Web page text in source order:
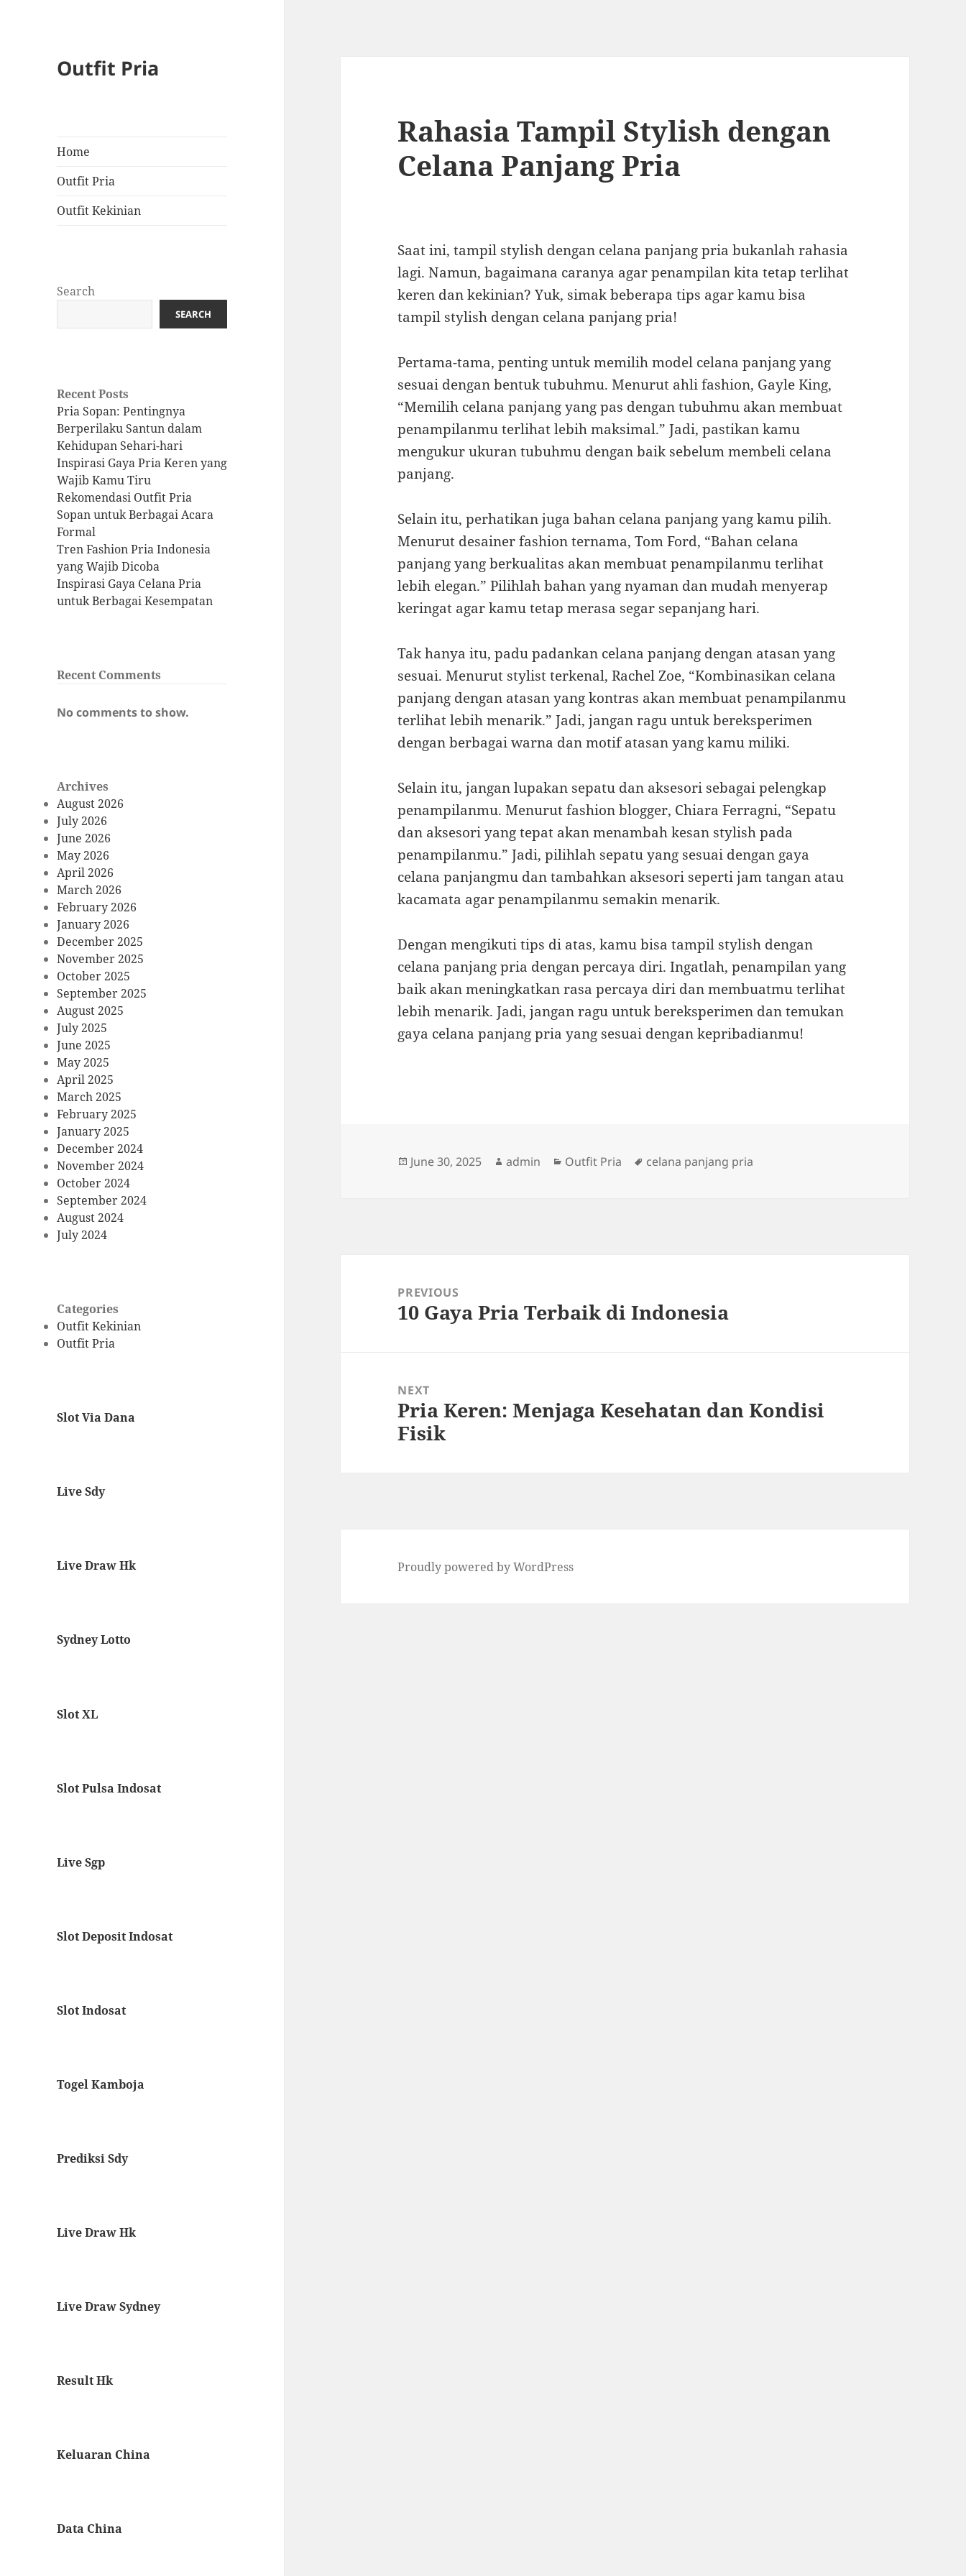
Outfit Pria
Home
Outfit Pria
Outfit Kekinian
Search
SEARCH
Recent Posts
Pria Sopan: Pentingnya
Berperilaku Santun dalam
Kehidupan Sehari-hari
Inspirasi Gaya Pria Keren yang
Wajib Kamu Tiru
Rekomendasi Outfit Pria
Sopan untuk Berbagai Acara
Formal
Tren Fashion Pria Indonesia
yang Wajib Dicoba
Inspirasi Gaya Celana Pria
untuk Berbagai Kesempatan
Recent Comments
No comments to show.
Archives
August 2026
July 2026
June 2026
May 2026
April 2026
March 2026
February 2026
January 2026
December 2025
November 2025
October 2025
September 2025
August 2025
July 2025
June 2025
May 2025
April 2025
March 2025
February 2025
January 2025
December 2024
November 2024
October 2024
September 2024
August 2024
July 2024
Categories
Outfit Kekinian
Outfit Pria
Slot Via Dana
Live Sdy
Live Draw Hk
Sydney Lotto
Slot XL
Slot Pulsa Indosat
Live Sgp
Slot Deposit Indosat
Slot Indosat
Togel Kamboja
Prediksi Sdy
Live Draw Hk
Live Draw Sydney
Result Hk
Keluaran China
Data China
Rahasia Tampil Stylish dengan
Celana Panjang Pria
Saat ini, tampil stylish dengan celana panjang pria bukanlah rahasia
lagi. Namun, bagaimana caranya agar penampilan kita tetap terlihat
keren dan kekinian? Yuk, simak beberapa tips agar kamu bisa
tampil stylish dengan celana panjang pria!
Pertama-tama, penting untuk memilih model celana panjang yang
sesuai dengan bentuk tubuhmu. Menurut ahli fashion, Gayle King,
“Memilih celana panjang yang pas dengan tubuhmu akan membuat
penampilanmu terlihat lebih maksimal.” Jadi, pastikan kamu
mengukur ukuran tubuhmu dengan baik sebelum membeli celana
panjang.
Selain itu, perhatikan juga bahan celana panjang yang kamu pilih.
Menurut desainer fashion ternama, Tom Ford, “Bahan celana
panjang yang berkualitas akan membuat penampilanmu terlihat
lebih elegan.” Pilihlah bahan yang nyaman dan mudah menyerap
keringat agar kamu tetap merasa segar sepanjang hari.
Tak hanya itu, padu padankan celana panjang dengan atasan yang
sesuai. Menurut stylist terkenal, Rachel Zoe, “Kombinasikan celana
panjang dengan atasan yang kontras akan membuat penampilanmu
terlihat lebih menarik.” Jadi, jangan ragu untuk bereksperimen
dengan berbagai warna dan motif atasan yang kamu miliki.
Selain itu, jangan lupakan sepatu dan aksesori sebagai pelengkap
penampilanmu. Menurut fashion blogger, Chiara Ferragni, “Sepatu
dan aksesori yang tepat akan menambah kesan stylish pada
penampilanmu.” Jadi, pilihlah sepatu yang sesuai dengan gaya
celana panjangmu dan tambahkan aksesori seperti jam tangan atau
kacamata agar penampilanmu semakin menarik.
Dengan mengikuti tips di atas, kamu bisa tampil stylish dengan
celana panjang pria dengan percaya diri. Ingatlah, penampilan yang
baik akan meningkatkan rasa percaya diri dan membuatmu terlihat
lebih menarik. Jadi, jangan ragu untuk bereksperimen dan temukan
gaya celana panjang pria yang sesuai dengan kepribadianmu!
Posted
June 30, 2025 Author
admin Categories
Outfit Pria Tags
celana panjang pria
navigationPREVIOUS
Previous
10 Gaya Pria Terbaik di Indonesia
NEXT
Next
post:
Pria Keren: Menjaga Kesehatan dan Kondisi
Fisik
Proudly powered by WordPress